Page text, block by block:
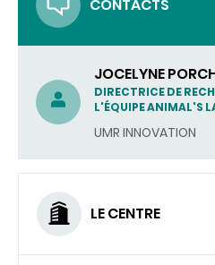
CONTACTS
JOCELYNE
(ENVOYER
UN
COURRIEL)
DIRECTRICE DE
L'ÉQUIPE ANIMAL'S
UMR INNOVATION
LE CENTRE